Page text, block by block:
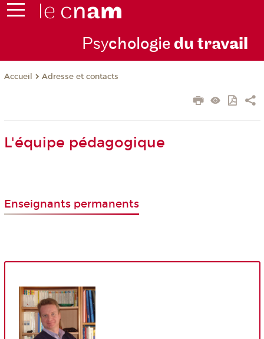
Psychologie du travail
Accueil Adresse et contacts
L'équipe pédagogique
Enseignants permanents